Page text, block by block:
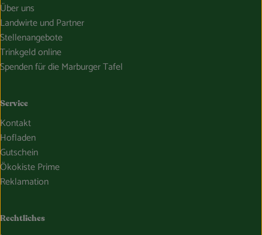
Über uns
Landwirte und Partner
Stellenangebote
Trinkgeld online
Spenden für die Marburger Tafel
Service
Kontakt
Hofladen
Gutschein
Ökokiste Prime
Reklamation
Rechtliches